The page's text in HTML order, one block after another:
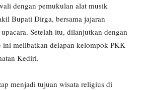
dengan pemukulan alat musik
Bupati Dirga, bersama jajaran
Setelah itu, dilanjutkan dengan
ini melibatkan delapan kelompok PKK
Kediri.
menjadi tujuan wisata religius di